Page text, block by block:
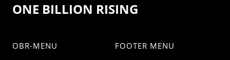
ONE BILLION RISING
OBR-MENU FOOTER MENU